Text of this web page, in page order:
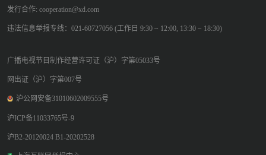
发行合作: cooperation@xd.com
违法信息举报专线：021-60727056 (工作日 9:30 ~ 12:00, 13:30 ~ 18:30)
广播电视节目制作经营许可证（沪）字第05033号
网出证（沪）字第007号
沪公网安备31010602009555号
沪ICP备11033765号-9
沪B2-20120024 B1-20202528